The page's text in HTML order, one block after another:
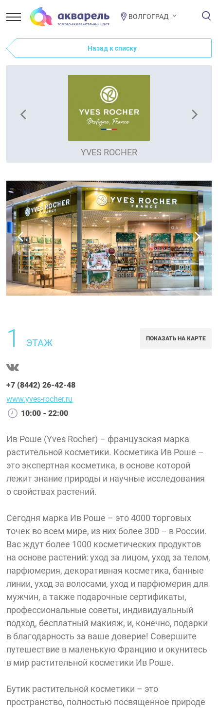
ВОЛГОГРАД
Назад к списку
YVES ROCHER
1 ЭТАЖ ПОКАЗАТЬ НА КАРТЕ
+7 (8442) 26-42-48
www.yves-rocher.ru
10:00 - 22:00
Ив Роше (Yves Rocher) – французская марка
растительной косметики. Косметика Ив Роше –
это экспертная косметика, в основе которой
лежит знание природы и научные исследования
о свойствах растений.
Сегодня марка Ив Роше – это 4000 торговых
точек во всем мире, из них более 300 – в России.
Вас ждут более 1000 косметических продуктов
на основе растений: уход за лицом, уход за телом,
парфюмерия, декоративная косметика, банные
линии, уход за волосами, уход и парфюмерия для
мужчин, а также подарочные сертификаты,
профессиональные советы, индивидуальный
подход, бесплатный макияж, и, конечно, подарки
в благодарность за ваше доверие! Совершите
путешествие в маленькую Францию и окунитесь
в мир растительной косметики Ив Роше.
Бутик растительной косметики – это
пространство, полностью посвященное природе